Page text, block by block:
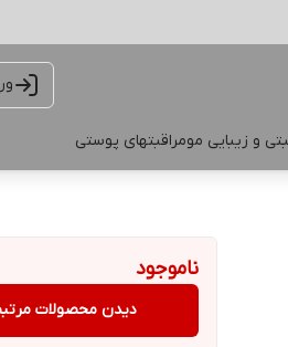
و زیبایی مومراقبتهای پوستی
ناموجود
دیدن محصولات